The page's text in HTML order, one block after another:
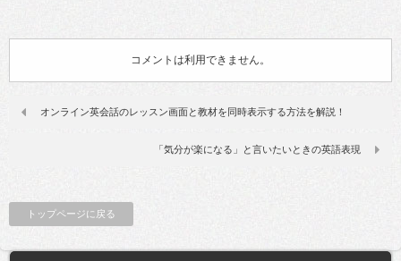
コメントは利用できません。
オンライン英会話のレッスン画面と教材を同時表示する方法を解説！
「気分が楽になる」と言いたいときの英語表現
トップページに戻る